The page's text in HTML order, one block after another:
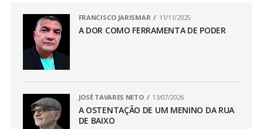
FRANCISCO JARISMAR 11/11/2025
A DOR COMO FERRAMENTA DE PODER
JOSÉ TAVARES NETO 13/07/2026
A OSTENTAÇÃO DE UM MENINO DA RUA
DE BAIXO